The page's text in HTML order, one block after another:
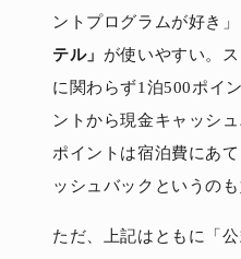
ントプログラムが好き
テル」 が使いやすい。
に関わらず1泊500ポイ
ントから現金キャッシ
ポイントは宿泊費にあ
ッシュバックというのも
ただ、上記はともに「